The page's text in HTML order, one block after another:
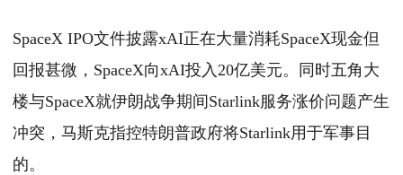
SpaceX IPO文件披露xAI正在大量消耗SpaceX现金但
回报甚微，SpaceX向xAI投入20亿美元。同时五角大
楼与SpaceX就伊朗战争期间Starlink服务涨价问题产生
冲突，马斯克指控特朗普政府将Starlink用于军事目
的。